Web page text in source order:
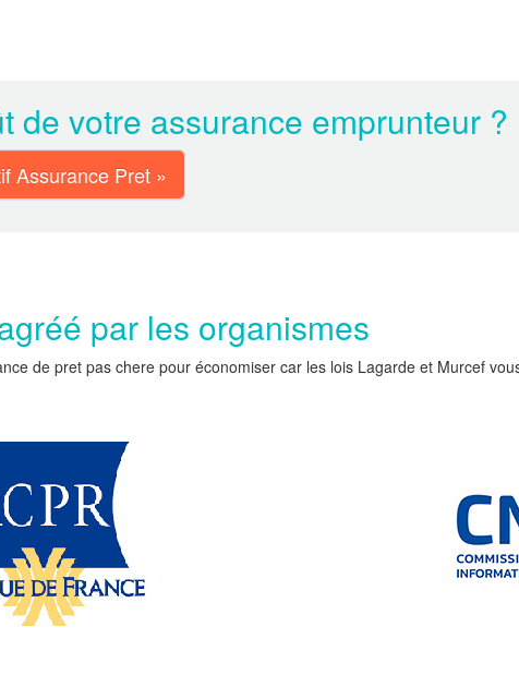
de votre assurance emprunteur ?
Assurance Pret »
par les organismes
de pret pas chere pour économiser car les lois Lagarde et Murcef